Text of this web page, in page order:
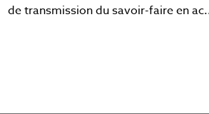
de transmission du savoir-faire en